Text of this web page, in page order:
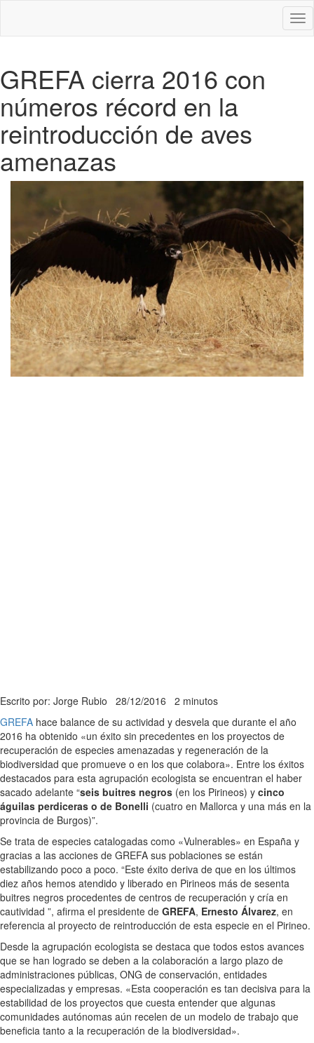
GREFA cierra 2016 con
números récord en la
reintroducción de aves
amenazas
Escrito por: Jorge Rubio 28/12/2016 2 minutos
GREFA hace balance de su actividad y desvela que durante el año
2016 ha obtenido «un éxito sin precedentes en los proyectos de
recuperación de especies amenazadas y regeneración de la
biodiversidad que promueve o en los que colabora». Entre los éxitos
destacados para esta agrupación ecologista se encuentran el haber
sacado adelante “seis buitres negros (en los Pirineos) y cinco
águilas perdiceras o de Bonelli (cuatro en Mallorca y una más en la
provincia de Burgos)”.
Se trata de especies catalogadas como «Vulnerables» en España y
gracias a las acciones de GREFA sus poblaciones se están
estabilizando poco a poco. “Este éxito deriva de que en los últimos
diez años hemos atendido y liberado en Pirineos más de sesenta
buitres negros procedentes de centros de recuperación y cría en
cautividad ”, afirma el presidente de GREFA, Ernesto Álvarez, en
referencia al proyecto de reintroducción de esta especie en el Pirineo.
Desde la agrupación ecologista se destaca que todos estos avances
que se han logrado se deben a la colaboración a largo plazo de
administraciones públicas, ONG de conservación, entidades
especializadas y empresas. «Esta cooperación es tan decisiva para la
estabilidad de los proyectos que cuesta entender que algunas
comunidades autónomas aún recelen de un modelo de trabajo que
beneficia tanto a la recuperación de la biodiversidad».